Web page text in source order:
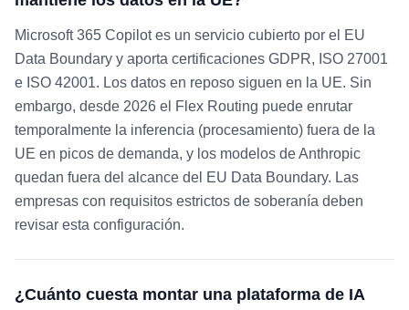
Microsoft 365 Copilot es un servicio cubierto por el EU
Data Boundary y aporta certificaciones GDPR, ISO 27001
e ISO 42001. Los datos en reposo siguen en la UE. Sin
embargo, desde 2026 el Flex Routing puede enrutar
temporalmente la inferencia (procesamiento) fuera de la
UE en picos de demanda, y los modelos de Anthropic
quedan fuera del alcance del EU Data Boundary. Las
empresas con requisitos estrictos de soberanía deben
revisar esta configuración.
¿Cuánto cuesta montar una plataforma de IA